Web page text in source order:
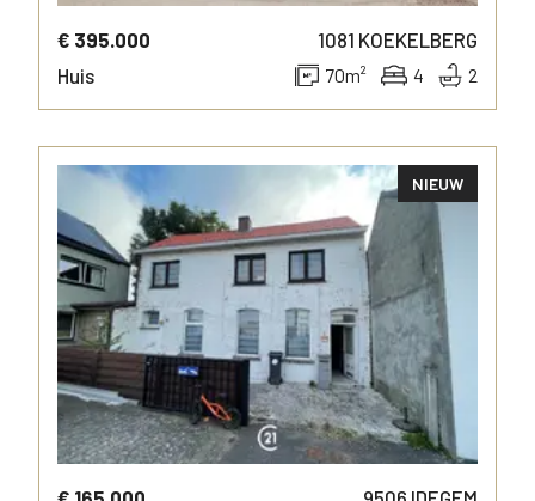
MEER INFO
€ 395.000 1081 KOEKELBERG
Huis
70m² 4 2
NIEUW